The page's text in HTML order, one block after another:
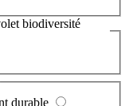
biodiversité
durable